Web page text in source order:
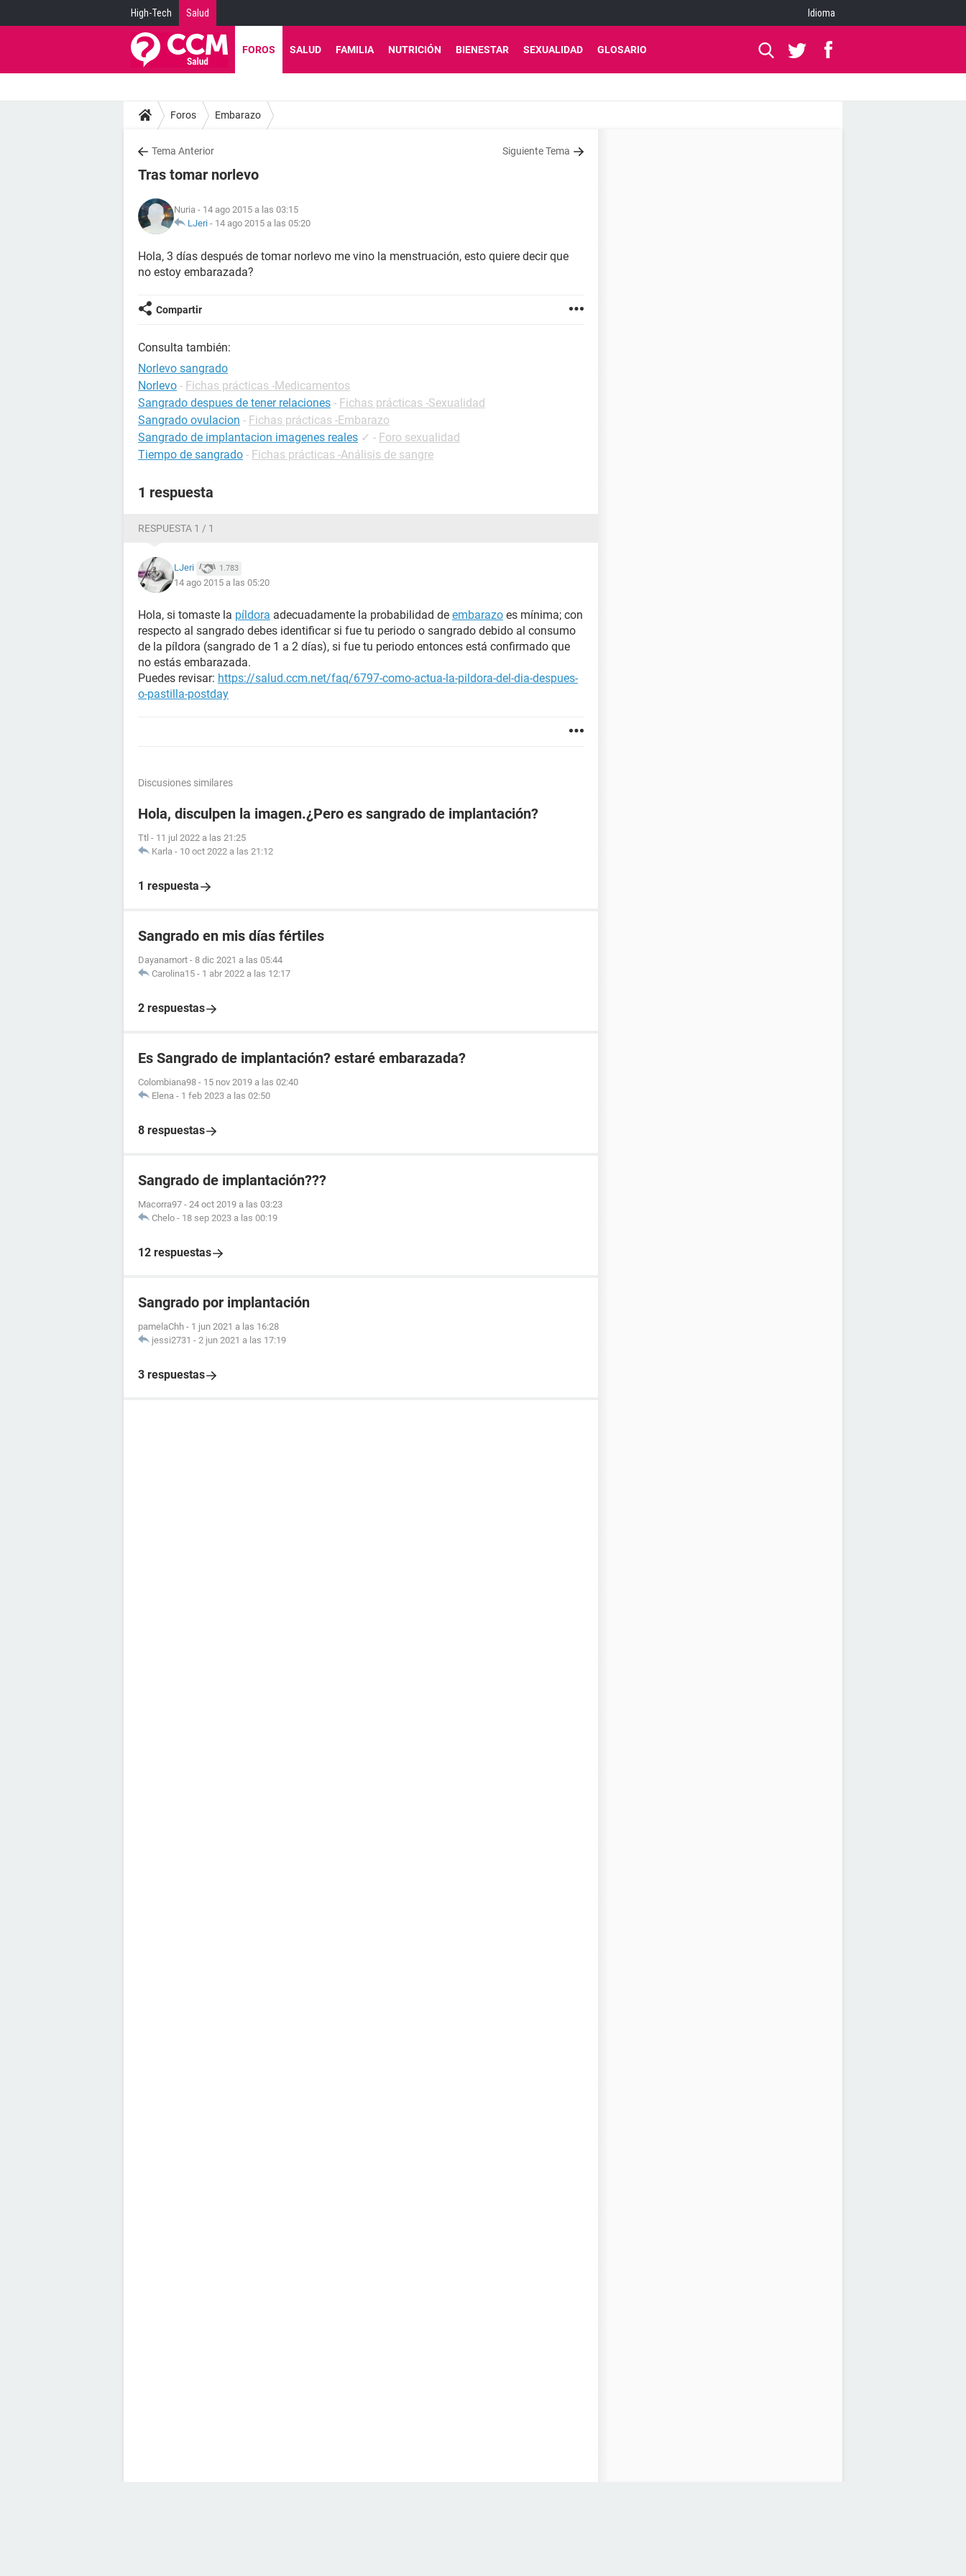
High-Tech Salud Idioma
FOROS SALUD FAMILIA NUTRICIÓN BIENESTAR SEXUALIDAD GLOSARIO
Foros Embarazo
Tema Anterior Siguiente Tema
Tras tomar norlevo
Nuria - 14 ago 2015 a las 03:15
LJeri - 14 ago 2015 a las 05:20
Hola, 3 días después de tomar norlevo me vino la menstruación, esto quiere decir que
no estoy embarazada?
Compartir
Consulta también:
Norlevo sangrado
Norlevo - Fichas prácticas -Medicamentos
Sangrado despues de tener relaciones - Fichas prácticas -Sexualidad
Sangrado ovulacion - Fichas prácticas -Embarazo
Sangrado de implantacion imagenes reales ✓ - Foro sexualidad
Tiempo de sangrado - Fichas prácticas -Análisis de sangre
1 respuesta
RESPUESTA 1 / 1
LJeri 1.783
14 ago 2015 a las 05:20
Hola, si tomaste la píldora adecuadamente la probabilidad de embarazo es mínima; con
respecto al sangrado debes identificar si fue tu periodo o sangrado debido al consumo
de la píldora (sangrado de 1 a 2 días), si fue tu periodo entonces está confirmado que
no estás embarazada.
Puedes revisar: https://salud.ccm.net/faq/6797-como-actua-la-pildora-del-dia-despues-
o-pastilla-postday
Discusiones similares
Hola, disculpen la imagen.¿Pero es sangrado de implantación?
Ttl - 11 jul 2022 a las 21:25
Karla - 10 oct 2022 a las 21:12
1 respuesta
Sangrado en mis días fértiles
Dayanamort - 8 dic 2021 a las 05:44
Carolina15 - 1 abr 2022 a las 12:17
2 respuestas
Es Sangrado de implantación? estaré embarazada?
Colombiana98 - 15 nov 2019 a las 02:40
Elena - 1 feb 2023 a las 02:50
8 respuestas
Sangrado de implantación???
Macorra97 - 24 oct 2019 a las 03:23
Chelo - 18 sep 2023 a las 00:19
12 respuestas
Sangrado por implantación
pamelaChh - 1 jun 2021 a las 16:28
jessi2731 - 2 jun 2021 a las 17:19
3 respuestas